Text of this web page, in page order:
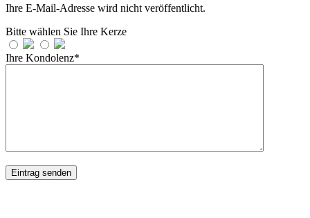
Ihre E-Mail-Adresse wird nicht veröffentlicht.
Bitte wählen Sie Ihre Kerze
Ihre Kondolenz*